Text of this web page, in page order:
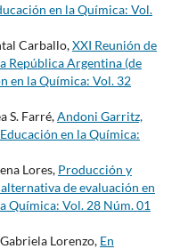
en la Química: Vol.
Carballo,XXI Reunión de
República Argentina (de
en la Química: Vol. 32
S. Farré,Andoni Garritz,
Educación en la Química:
Lores, Producción y
de evaluación en
Química: Vol. 28 Núm. 01
Lorenzo, En